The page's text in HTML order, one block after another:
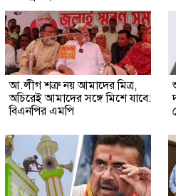
আ.লীগ শত্রু নয় আমাদের মিত্র,
অচিরেই আমাদের সঙ্গে মিশে যাবে:
বিএনপির এমপি